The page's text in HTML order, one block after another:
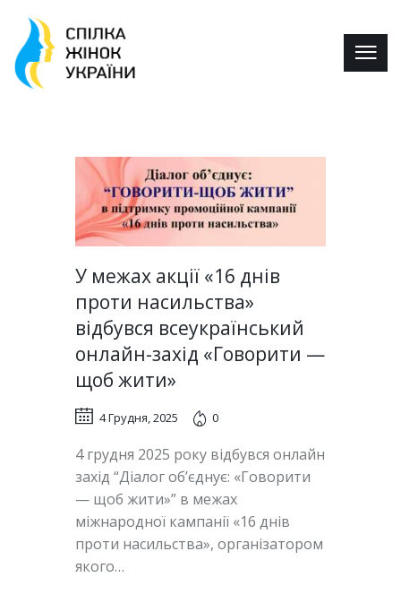
У межах акції «16 днів
проти насильства»
відбувся всеукраїнський
онлайн-захід «Говорити —
щоб жити»
4 Грудня, 2025 0
4 грудня 2025 року відбувся онлайн
захід “Діалог об’єднує: «Говорити
— щоб жити»” в межах
міжнародної кампанії «16 днів
проти насильства», організатором
якого…